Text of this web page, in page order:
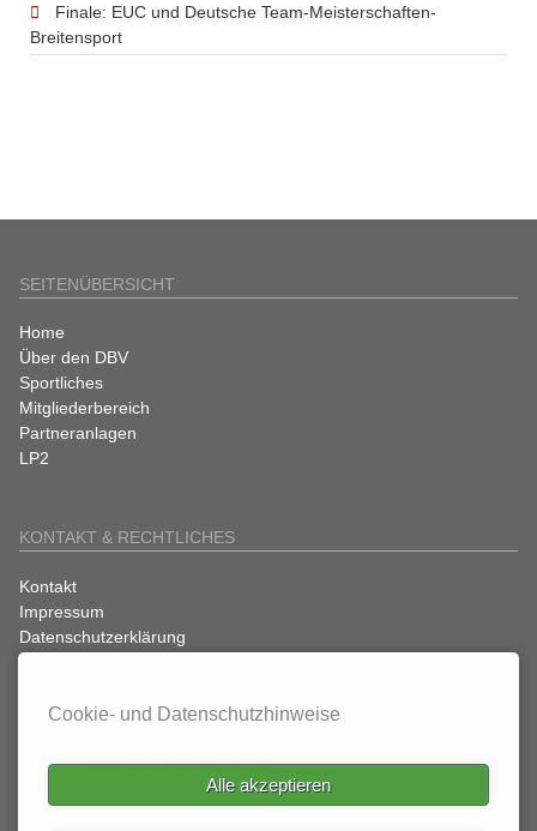
Finale: EUC und Deutsche Team-Meisterschaften-
Breitensport
SEITENÜBERSICHT
Navigation
überspringen
Home
Über den DBV
Sportliches
Mitgliederbereich
Partneranlagen
LP2
KONTAKT & RECHTLICHES
Navigation
überspringen
Kontakt
Impressum
Datenschutzerklärung
SATZUNGEN
Rechts- und Verfahrensordnung
Cookie- und Datenschutzhinweise
Alle akzeptieren